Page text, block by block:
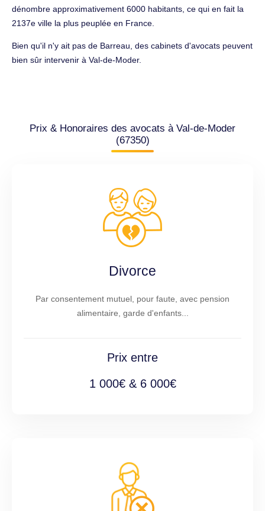
dénombre approximativement 6000 habitants, ce qui en fait la
2137e ville la plus peuplée en France.
Bien qu'il n'y ait pas de Barreau, des cabinets d'avocats peuvent
bien sûr intervenir à Val-de-Moder.
Prix & Honoraires des avocats à Val-de-Moder
(67350)
Divorce
Par consentement mutuel, pour faute, avec pension
alimentaire, garde d'enfants...
Prix entre
1 000€ & 6 000€